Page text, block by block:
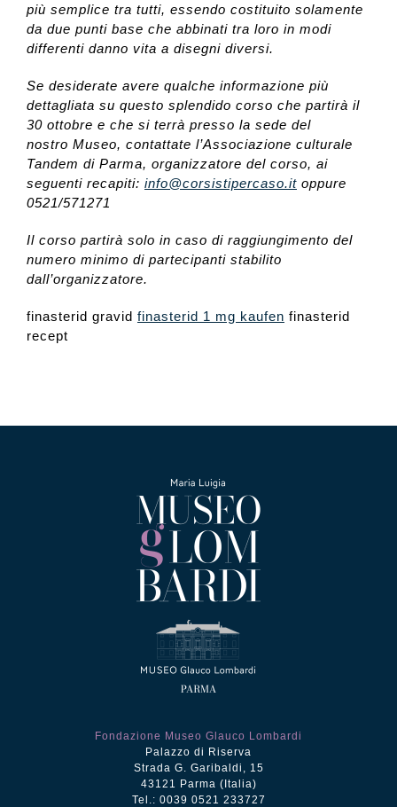
più semplice tra tutti, essendo costituito solamente
da due punti base che abbinati tra loro in modi
differenti danno vita a disegni diversi.
Se desiderate avere qualche informazione più
dettagliata su questo splendido corso che partirà il
30 ottobre e che si terrà presso la sede del
nostro Museo, contattate l’Associazione culturale
Tandem di Parma, organizzatore del corso, ai
seguenti recapiti: info@corsistipercaso.itoppure
0521/571271
Il corso partirà solo in caso di raggiungimento del
numero minimo di partecipanti stabilito
dall’organizzatore.
finasterid gravid finasterid 1 mg kaufen finasterid
recept
Fondazione Museo Glauco Lombardi
Palazzo di Riserva
Strada G. Garibaldi, 15
43121 Parma (Italia)
Tel.: 0039 0521 233727